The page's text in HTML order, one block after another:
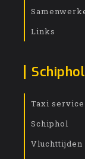
Links
Schiphol
Taxi service
Schiphol
Vluchttijden